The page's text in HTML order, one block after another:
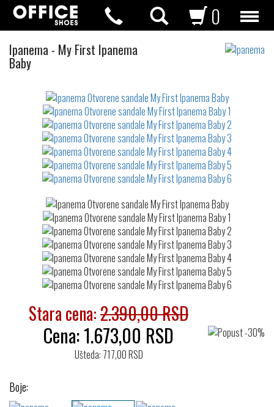
0
Ipanema Otvorene
sandale
- My First Ipanema
Baby
waterproof
waterrepellent
Stara cena:2.390,00 RSD
Cena:1.673,00 RSD
Ušteda: 717,00 RSD
Boje: